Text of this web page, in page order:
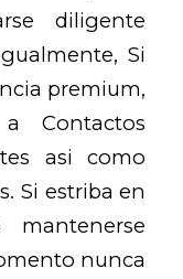
diligente
Si
premium,
Contactos
asi­ como
Si estriba en
nunca